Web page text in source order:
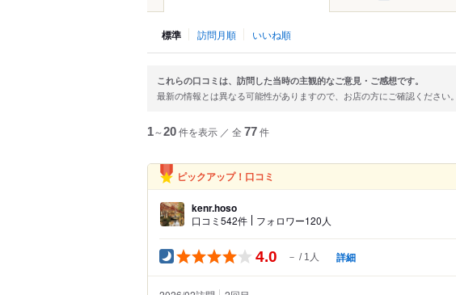
標準 訪問月順 いいね順
これらの口コミは、訪問した当時の主観的なご意見・ご感想です。
最新の情報とは異なる可能性がありますので、お店の方にご確認ください。
1～20件を表示 ／ 全 77件
ピックアップ！口コミ
kenr.hoso
口コミ542件 フォロワー120人
4.0 － 1人 詳細